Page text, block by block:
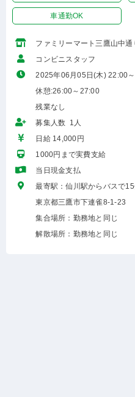
車通勤OK
ファミリーマート三鷹山中通
コンビニスタッフ
2025年06月05日(木) 22:00
休憩:26:00～27:00
残業なし
募集人数 1人
日給 14,000円
1000円まで実費支給
当日現金支払
最寄駅：仙川駅からバスで
東京都三鷹市下連雀8-1-23
集合場所：勤務地と同じ
解散場所：勤務地と同じ